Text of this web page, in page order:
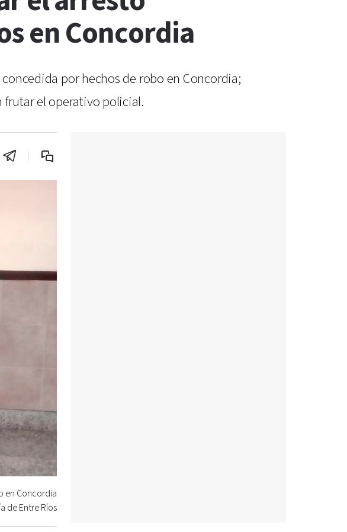
en Concordia
por hechos de robo en Concordia;
el operativo policial.
en Concordia
de Entre Ríos